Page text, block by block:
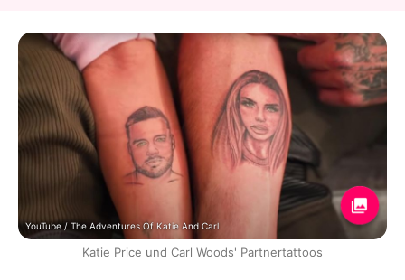
YouTube / The Adventures Of Katie And Carl
Katie Price und Carl Woods' Partnertattoos